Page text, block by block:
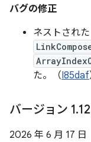
バグの修正
ネストされた
た。（I85daf
バージョン 1.12
2026 年 6 月 17 日